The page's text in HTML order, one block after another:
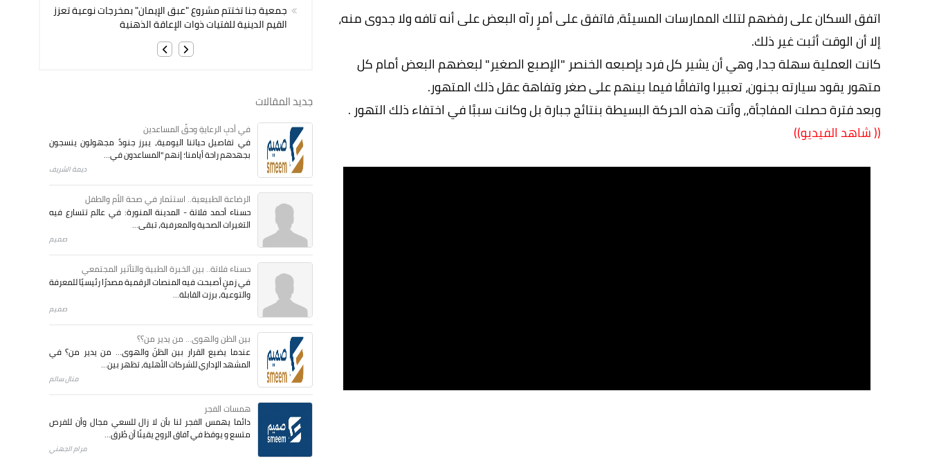
اتفق السكان على رفضهم لتلك الممارسات المسيئة، فاتفق على أمرٍ رآه البعض على أنه تافه ولا جدوى منه،
إلا أن الوقت أثبت غير ذلك.
كانت العملية سهلة جدا، وهي أن يشير كل فرد بإصبعه الخنصر "الإصبع الصغير" لبعضهم البعض أمام كل
متهور يقود سيارته بجنون، تعبيرا واتفاقًا فيما بينهم على صغر وتفاهة عقل ذلك المتهور.
وبعد فترة حصلت المفاجأة،، وأتت هذه الحركة البسيطة بنتائج جبارة بل وكانت سببًا في اختفاء ذلك التهور .
(( شاهد الفيديو))
جمعية جنا تختتم مشروع "عبق الإيمان" بمخرجات نوعية تعزز
القيم الدينية للفتيات ذوات الإعاقة الذهنية
جديد المقالات
في أدبِ الرعايةِ وحقِّ المساعدين
في تفاصيل حياتنا اليومية، يبرز جنودٌ مجهولون ينسجون
بجهدهم راحة أيامنا؛ إنهم "المساعدون في...
ديمة الشريف
الرضاعة الطبيعية.. استثمار في صحة الأم والطفل
حسناء أحمد فلاتة - المدينة المنورة: في عالم تتسارع فيه
التغيرات الصحية والمعرفية، تبقى...
صميم
حسناء فلاتة.. بين الخبرة الطبية والتأثير المجتمعي
في زمنٍ أصبحت فيه المنصات الرقمية مصدرًا رئيسيًا للمعرفة
والتوعية، برزت القابلة...
صميم
بين الظن والهوى... من يدير من؟؟
عندما يضيع القرار بين الظنّ والهوى… من يدير من؟ في
المشهد الإداري للشركات الأهلية، تظهر بين...
منال سالم
همسات الفجر
دائما يهمس الفجر لنا بأن لا زال للسعي مجال وأن للفرص
متسع و يوقظ في آفاق الروح يقينًا أن طُرق...
مرام الجهني